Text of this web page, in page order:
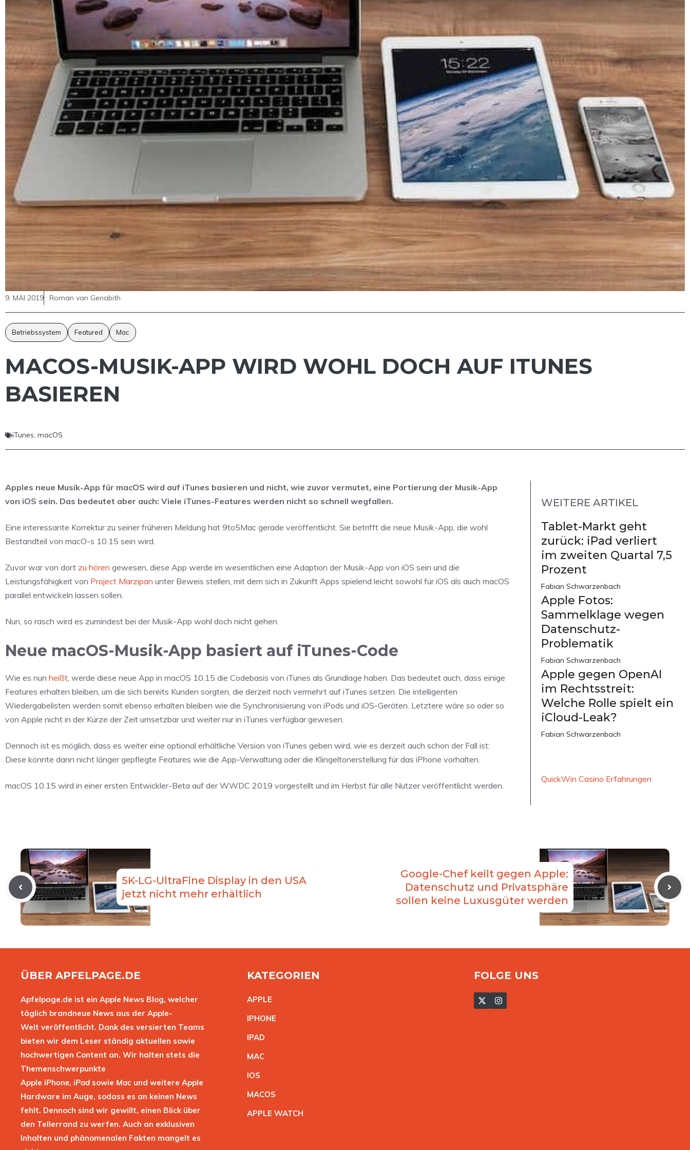
9. MAI 2019 Roman van Genabith
Betriebssystem Featured Mac
MACOS-MUSIK-APP WIRD WOHL DOCH AUF ITUNES
BASIEREN
iTunes, macOS
Apples neue Musik-App für macOS wird auf iTunes basieren und nicht, wie zuvor vermutet, eine Portierung der Musik-App
von iOS sein. Das bedeutet aber auch: Viele iTunes-Features werden nicht so schnell wegfallen.
Eine interessante Korrektur zu seiner früheren Meldung hat 9to5Mac gerade veröffentlicht. Sie betrifft die neue Musik-App, die wohl
Bestandteil von macO-s 10.15 sein wird.
Zuvor war von dort zu hören gewesen, diese App werde im wesentlichen eine Adaption der Musik-App von iOS sein und die
Leistungsfähigkeit von Project Marzipan unter Beweis stellen, mit dem sich in Zukunft Apps spielend leicht sowohl für iOS als auch macOS
parallel entwickeln lassen sollen.
Nun, so rasch wird es zumindest bei der Musik-App wohl doch nicht gehen.
Neue macOS-Musik-App basiert auf iTunes-Code
Wie es nun heißt, werde diese neue App in macOS 10.15 die Codebasis von iTunes als Grundlage haben. Das bedeutet auch, dass einige
Features erhalten bleiben, um die sich bereits Kunden sorgten, die derzeit noch vermehrt auf iTunes setzen. Die intelligenten
Wiedergabelisten werden somit ebenso erhalten bleiben wie die Synchronisierung von iPods und iOS-Geräten. Letztere wäre so oder so
von Apple nicht in der Kürze der Zeit umsetzbar und weiter nur in iTunes verfügbar gewesen.
Dennoch ist es möglich, dass es weiter eine optional erhältliche Version von iTunes geben wird, wie es derzeit auch schon der Fall ist:
Diese könnte dann nicht länger gepflegte Features wie die App-Verwaltung oder die Klingeltonerstellung für das iPhone vorhalten.
macOS 10.15 wird in einer ersten Entwickler-Beta auf der WWDC 2019 vorgestellt und im Herbst für alle Nutzer veröffentlicht werden.
WEITERE ARTIKEL
Tablet-Markt geht
zurück: iPad verliert
im zweiten Quartal 7,5
Prozent
Fabian Schwarzenbach
Apple Fotos:
Sammelklage wegen
Datenschutz-
Problematik
Fabian Schwarzenbach
Apple gegen OpenAI
im Rechtsstreit:
Welche Rolle spielt ein
iCloud-Leak?
Fabian Schwarzenbach
QuickWin Casino Erfahrungen
5K-LG-UltraFine Display in den USA
jetzt nicht mehr erhältlich
Google-Chef keilt gegen Apple:
Datenschutz und Privatsphäre
sollen keine Luxusgüter werden
ÜBER APFELPAGE.DE
Apfelpage.de ist ein Apple News Blog, welcher
täglich brandneue News aus der Apple-
Welt veröffentlicht. Dank des versierten Teams
bieten wir dem Leser ständig aktuellen sowie
hochwertigen Content an. Wir halten stets die
Themenschwerpunkte
Apple iPhone, iPad sowie Mac und weitere Apple
Hardware im Auge, sodass es an keinen News
fehlt. Dennoch sind wir gewillt, einen Blick über
den Tellerrand zu werfen. Auch an exklusiven
Inhalten und phänomenalen Fakten mangelt es
KATEGORIEN
APPLE
IPHONE
IPAD
MAC
IOS
MACOS
APPLE WATCH
FOLGE UNS